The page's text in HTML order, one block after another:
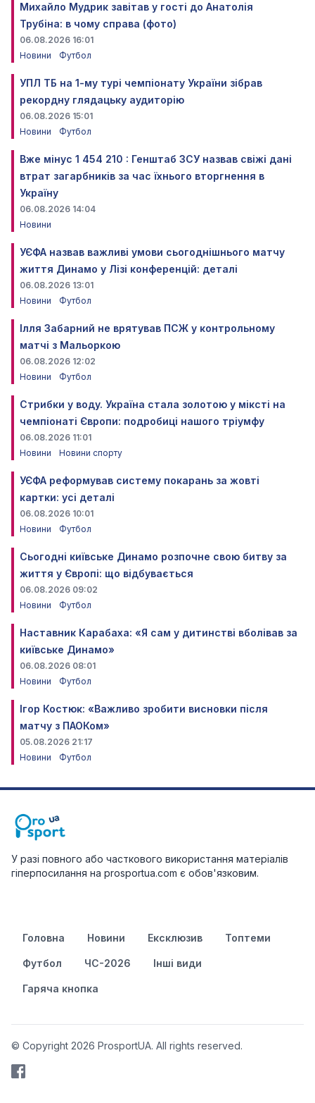
Михайло Мудрик завітав у гості до Анатолія
Трубіна: в чому справа (фото)
06.08.2026 16:01
Новини
Футбол
УПЛ ТБ на 1-му турі чемпіонату України зібрав
рекордну глядацьку аудиторію
06.08.2026 15:01
Новини
Футбол
Вже мінус 1 454 210 : Генштаб ЗСУ назвав свіжі дані
втрат загарбників за час їхнього вторгнення в
Україну
06.08.2026 14:04
Новини
УЄФА назвав важливі умови сьогоднішнього матчу
життя Динамо у Лізі конференцій: деталі
06.08.2026 13:01
Новини
Футбол
Ілля Забарний не врятував ПСЖ у контрольному
матчі з Мальоркою
06.08.2026 12:02
Новини
Футбол
Стрибки у воду. Україна стала золотою у міксті на
чемпіонаті Європи: подробиці нашого тріумфу
06.08.2026 11:01
Новини
Новини спорту
УЄФА реформував систему покарань за жовті
картки: усі деталі
06.08.2026 10:01
Новини
Футбол
Сьогодні київське Динамо розпочне свою битву за
життя у Європі: що відбувається
06.08.2026 09:02
Новини
Футбол
Наставник Карабаха: «Я сам у дитинстві вболівав за
київське Динамо»
06.08.2026 08:01
Новини
Футбол
Ігор Костюк: «Важливо зробити висновки після
матчу з ПАОКом»
05.08.2026 21:17
Новини
Футбол
У разі повного або часткового використання матеріалів
гіперпосилання на prosportua.com є обов'язковим.
Головна Новини Ексклюзив Топтеми
Футбол ЧС-2026 Інші види
Гаряча кнопка
© Copyright 2026 ProsportUA. All rights reserved.